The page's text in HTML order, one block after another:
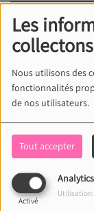
Les
collectons
Nous utilisons des
fonctionnalités
de nos utilisateurs.
Tout accepter
Analytics
Activé
Utilisation: